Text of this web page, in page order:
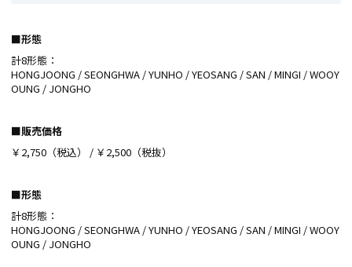
■形態
計8形態：
HONGJOONG / SEONGHWA / YUNHO / YEOSANG / SAN / MINGI / WOOY
OUNG / JONGHO
■販売価格
￥2,750（税込） / ￥2,500（税抜）
■形態
計8形態：
HONGJOONG / SEONGHWA / YUNHO / YEOSANG / SAN / MINGI / WOOY
OUNG / JONGHO